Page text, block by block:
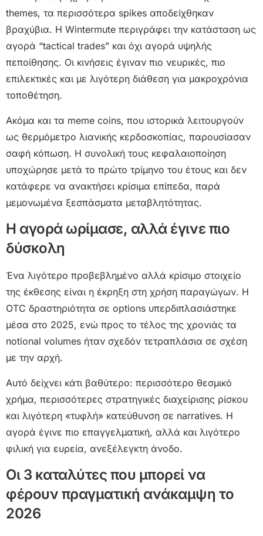
themes, τα περισσότερα spikes αποδείχθηκαν
βραχύβια. Η Wintermute περιγράφει την κατάσταση ως
αγορά “tactical trades” και όχι αγορά υψηλής
πεποίθησης. Οι κινήσεις έγιναν πιο νευρικές, πιο
επιλεκτικές και με λιγότερη διάθεση για μακροχρόνια
τοποθέτηση.
Ακόμα και τα meme coins, που ιστορικά λειτουργούν
ως θερμόμετρο λιανικής κερδοσκοπίας, παρουσίασαν
σαφή κόπωση. Η συνολική τους κεφαλαιοποίηση
υποχώρησε μετά το πρώτο τρίμηνο του έτους και δεν
κατάφερε να ανακτήσει κρίσιμα επίπεδα, παρά
μεμονωμένα ξεσπάσματα μεταβλητότητας.
Η αγορά ωρίμασε, αλλά έγινε πιο
δύσκολη
Ένα λιγότερο προβεβλημένο αλλά κρίσιμο στοιχείο
της έκθεσης είναι η έκρηξη στη χρήση παραγώγων. Η
OTC δραστηριότητα σε options υπερδιπλασιάστηκε
μέσα στο 2025, ενώ προς το τέλος της χρονιάς τα
notional volumes ήταν σχεδόν τετραπλάσια σε σχέση
με την αρχή.
Αυτό δείχνει κάτι βαθύτερο: περισσότερο θεσμικό
χρήμα, περισσότερες στρατηγικές διαχείρισης ρίσκου
και λιγότερη «τυφλή» κατεύθυνση σε narratives. Η
αγορά έγινε πιο επαγγελματική, αλλά και λιγότερο
φιλική για ευρεία, ανεξέλεγκτη άνοδο.
Οι 3 καταλύτες που μπορεί να
φέρουν πραγματική ανάκαμψη το
2026